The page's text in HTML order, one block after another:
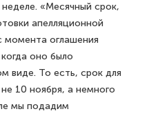
«Месячный срок,
апелляционной
момента оглашения
оно было
виде. То есть, срок для
10 ноября, а немного
мы подадим